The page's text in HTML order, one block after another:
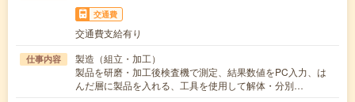
交通費
交通費支給有り
仕事内容
製造（組立・加工）
製品を研磨・加工後検査機で測定、結果数値をPC入力、は
んだ層に製品を入れる、工具を使用して解体・分別…